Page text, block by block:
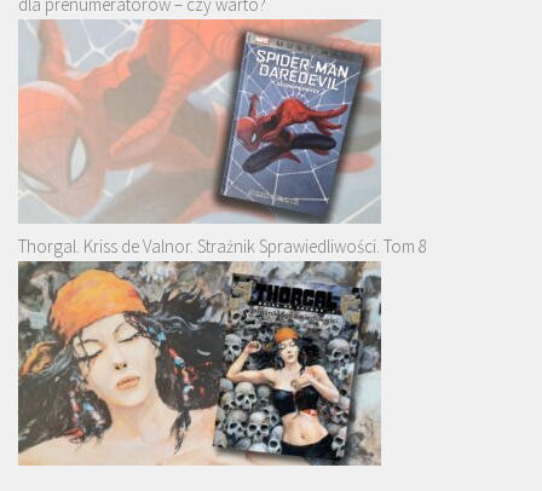
Thorgal. Kriss de Valnor. Strażnik Sprawiedliwości. Tom 8